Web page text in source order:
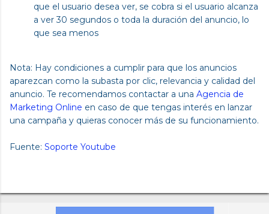
que el usuario desea ver, se cobra si el usuario alcanza
a ver 30 segundos o toda la duración del anuncio, lo
que sea menos
Nota: Hay condiciones a cumplir para que los anuncios
aparezcan como la subasta por clic, relevancia y calidad del
anuncio. Te recomendamos contactar a una Agencia de
Marketing Online en caso de que tengas interés en lanzar
una campaña y quieras conocer más de su funcionamiento.
Fuente: Soporte Youtube